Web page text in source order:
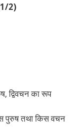
2)
द्विवचन का रूप
पुरुष तथा किस वचन